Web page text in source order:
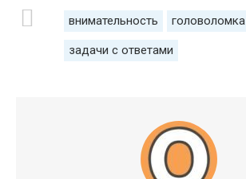
внимательность головоломка
задачи с ответами